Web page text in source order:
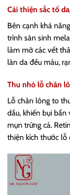
Cải thiện sắc tố
Bên cạnh khả
trình sản sinh
làm mờ các vết
làn da đều màu,
Thu nhỏ lỗ chân
Lỗ chân lông to
dầu, khiến bụi bẩn
mụn trứng cá.
thiện kích thước lỗ